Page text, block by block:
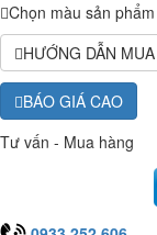
Chọn màu sản
HƯỚNG DẪN
BÁO GIÁ CAO
Tư vấn - Mua hàng